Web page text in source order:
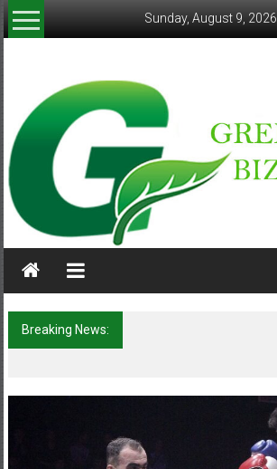
Skip
to
Sunday, August 9, 2026
greenthaibiznews.com
Breaking News: